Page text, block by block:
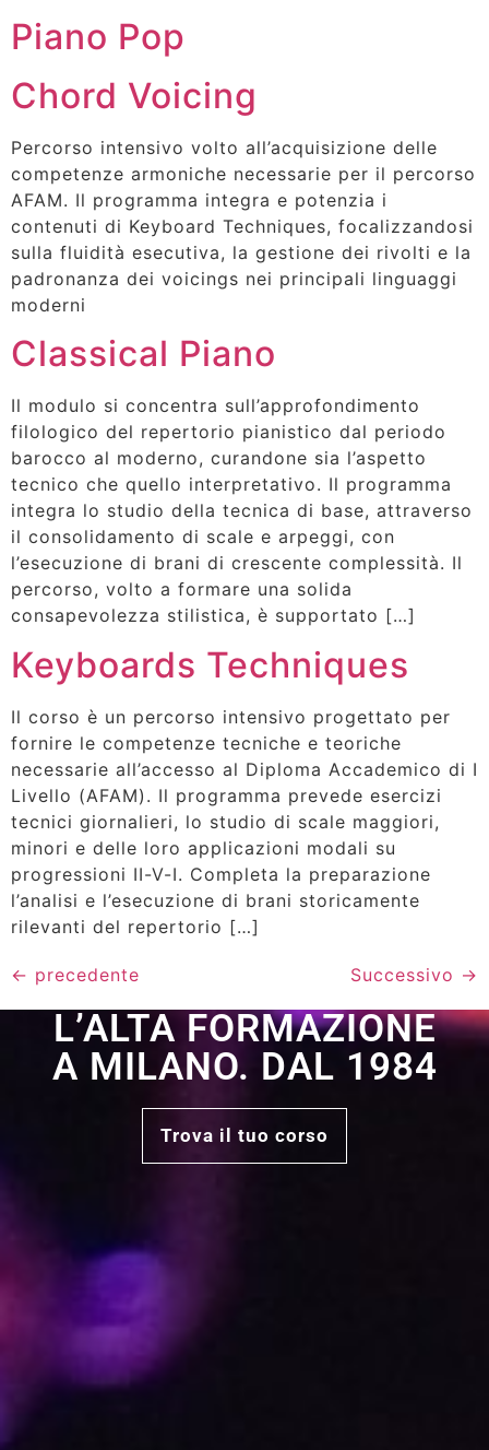
Piano Pop
Chord Voicing
Percorso intensivo volto all’acquisizione delle
competenze armoniche necessarie per il percorso
AFAM. Il programma integra e potenzia i
contenuti di Keyboard Techniques, focalizzandosi
sulla fluidità esecutiva, la gestione dei rivolti e la
padronanza dei voicings nei principali linguaggi
moderni
Classical Piano
Il modulo si concentra sull’approfondimento
filologico del repertorio pianistico dal periodo
barocco al moderno, curandone sia l’aspetto
tecnico che quello interpretativo. Il programma
integra lo studio della tecnica di base, attraverso
il consolidamento di scale e arpeggi, con
l’esecuzione di brani di crescente complessità. Il
percorso, volto a formare una solida
consapevolezza stilistica, è supportato […]
Keyboards Techniques
Il corso è un percorso intensivo progettato per
fornire le competenze tecniche e teoriche
necessarie all’accesso al Diploma Accademico di I
Livello (AFAM). Il programma prevede esercizi
tecnici giornalieri, lo studio di scale maggiori,
minori e delle loro applicazioni modali su
progressioni II-V-I. Completa la preparazione
l’analisi e l’esecuzione di brani storicamente
rilevanti del repertorio […]
← precedente Successivo →
L’ALTA FORMAZIONE
A MILANO. DAL 1984
Trova il tuo corso